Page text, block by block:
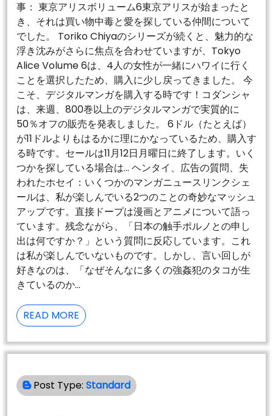
事： 東京アリスボリューム6東京アリスが始まったと
き、それは買い物中毒と愛を探している仲間について
でした。 Toriko Chiyaのシリーズが続くと、魅力的な
浮き沈みがさらに焦点を合わせていますが、Tokyo
Alice Volume 6は、4人の女性が一緒にハワイに行く
ことを選択したため、購入に少し戻ってきました。 今
こそ、デジタルマンガを購入する時です！コダンシャ
は、来週、800巻以上のデジタルマンガで実質的に
50％オフの販売を発表しました。 6ドル（たとえば）
が11ドルよりもはるかに理にかなっているため、購入す
る時です。セールは11月12日月曜日に終了します。いく
つかを探している場合は… ヘンタイ、広告の質問、失
われたホセイ：いくつかのマンガニュースリンクシェ
ールは、私が楽しんでいる2つのことの奇妙なマッシュ
アップです。直接ドープは漫画とアニメについて語っ
ています。残念ながら、「日本の触手ポルノとの申し
出は何ですか？」という質問に反応しています。これ
は私が楽しんでいないものです。しかし、言い回しが
好きなのは、「なぜそんなに多くの強姦犯のタコが生
きているのか…
READ MORE 東
京
ア
リ
ス
ボ
Post Type: Standard